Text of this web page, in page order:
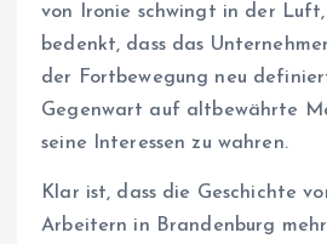
von Ironie schwingt in der Luft,
bedenkt, dass das
der Fortbewegung neu
Gegenwart auf altbewährte
seine Interessen zu wahren.
Klar ist, dass die Geschichte
Arbeitern in Brandenburg